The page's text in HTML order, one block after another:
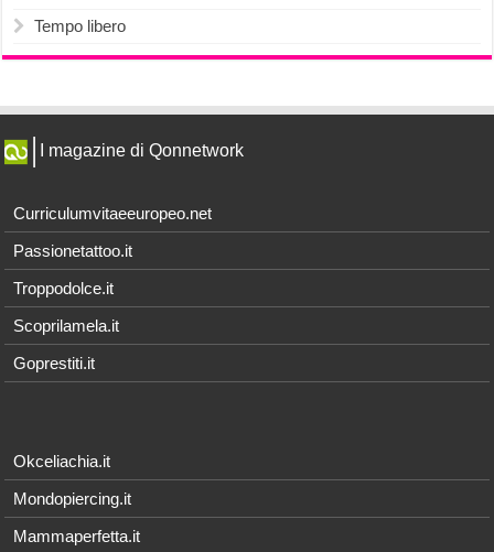
Tempo libero
I magazine di Qonnetwork
Curriculumvitaeeuropeo.net
Passionetattoo.it
Troppodolce.it
Scoprilamela.it
Goprestiti.it
Okceliachia.it
Mondopiercing.it
Mammaperfetta.it